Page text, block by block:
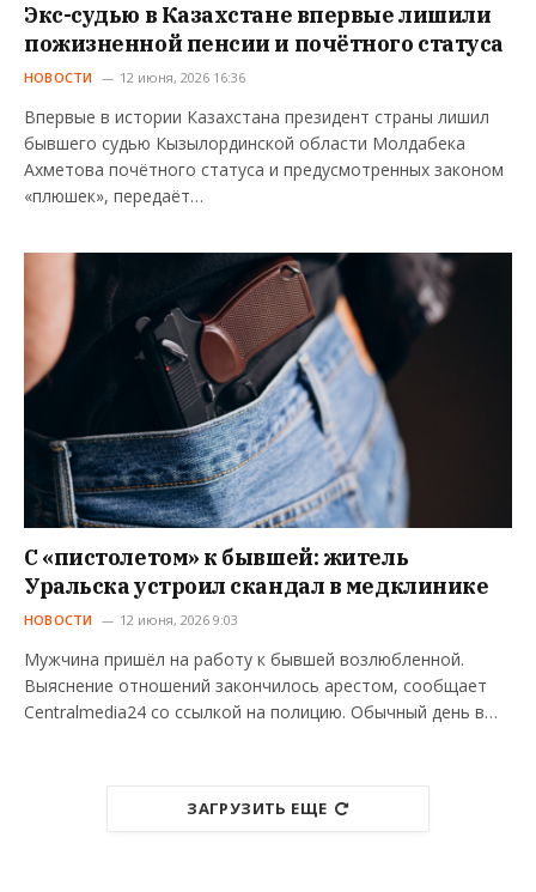
Экс-судью в Казахстане впервые лишили
пожизненной пенсии и почётного статуса
НОВОСТИ 12 июня, 2026 16:36
Впервые в истории Казахстана президент страны лишил
бывшего судью Кызылординской области Молдабека
Ахметова почётного статуса и предусмотренных законом
«плюшек», передаёт…
С «пистолетом» к бывшей: житель
Уральска устроил скандал в медклинике
НОВОСТИ 12 июня, 2026 9:03
Мужчина пришёл на работу к бывшей возлюбленной.
Выяснение отношений закончилось арестом, сообщает
Centralmedia24 со ссылкой на полицию. Обычный день в…
ЗАГРУЗИТЬ ЕЩЕ